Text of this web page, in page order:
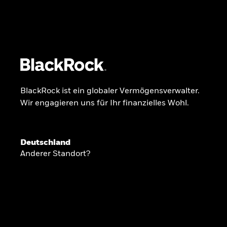
INSIDE THE MARKET
BlackRock ist ein globaler Vermögensverwalter.
Wir engagieren uns für Ihr finanzielles Wohl.
Deutschland
Anderer Standort?